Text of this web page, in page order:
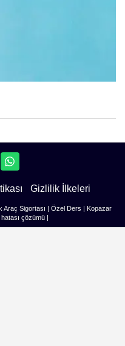
Gizlilik İlkeleri
Araç Sigortası | Özel Ders | Kopazar
çözümü|